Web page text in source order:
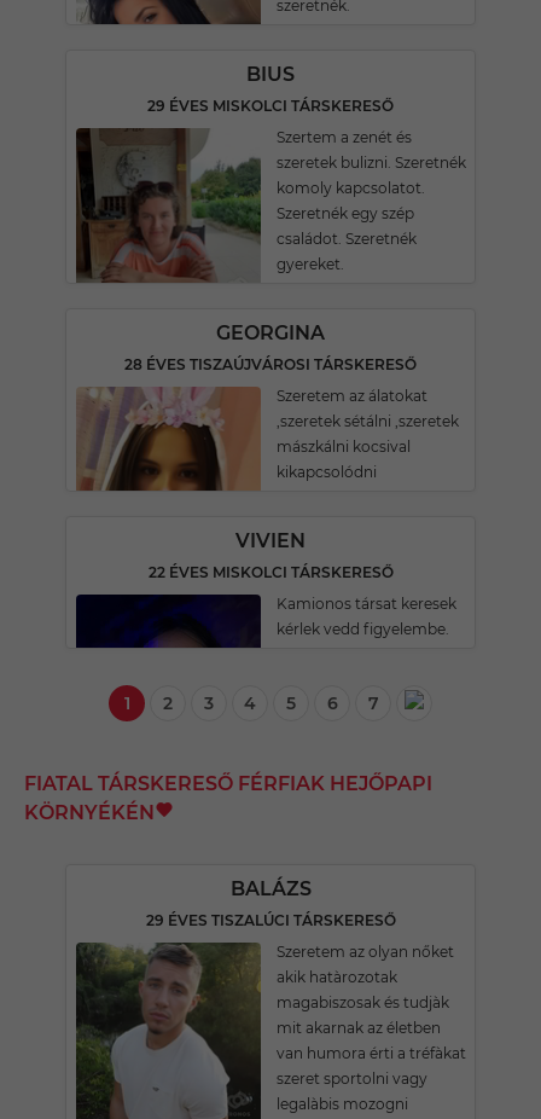
szeretnék.
BIUS
29 ÉVES MISKOLCI TÁRSKERESŐ
Szertem a zenét és
szeretek bulizni. Szeretnék
komoly kapcsolatot.
Szeretnék egy szép
családot. Szeretnék
gyereket.
GEORGINA
28 ÉVES TISZAÚJVÁROSI TÁRSKERESŐ
Szeretem az álatokat
,szeretek sétálni ,szeretek
mászkálni kocsival
kikapcsolódni
VIVIEN
22 ÉVES MISKOLCI TÁRSKERESŐ
Kamionos társat keresek
kérlek vedd figyelembe.
1 2 3 4 5 6 7
FIATAL TÁRSKERESŐ FÉRFIAK HEJŐPAPI
KÖRNYÉKÉN
BALÁZS
29 ÉVES TISZALÚCI TÁRSKERESŐ
Szeretem az olyan nőket
akik hatàrozotak
magabiszosak és tudjàk
mit akarnak az életben
van humora érti a tréfàkat
szeret sportolni vagy
legalàbis mozogni